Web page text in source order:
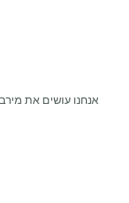
אנחנו עושים את